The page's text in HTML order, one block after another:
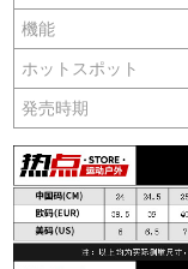
機能
ホットスポット
発売時期